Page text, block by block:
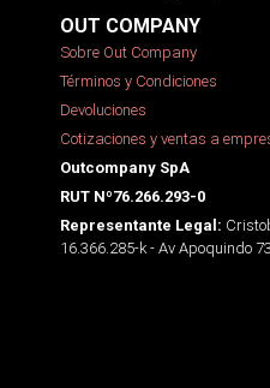
OUT COMPANY
Sobre Out Company
Términos y Condiciones
Devoluciones
Cotizaciones y ventas a
Outcompany SpA
RUT Nº76.266.293-0
Representante Legal:
16.366.285-k - Av Apoquindo